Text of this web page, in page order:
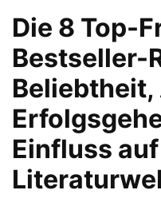
Die 8 Top-
Bestseller-
Einfluss